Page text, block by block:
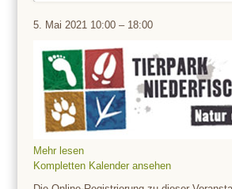
Tierpark
5. Mai 2021 10:00 – 18:00
Mehr lesen
Kompletten Kalender ansehen